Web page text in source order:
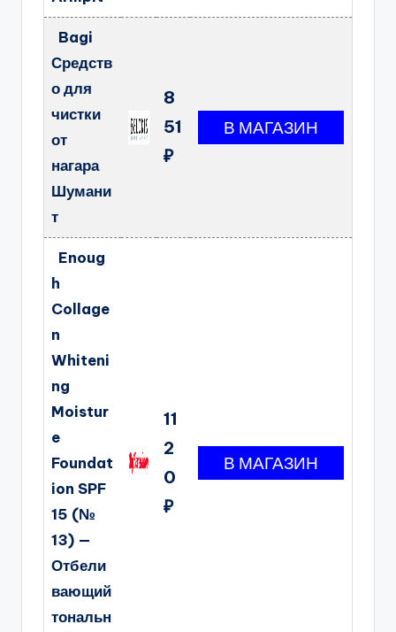
Bagi
Средств
о для
чистки
от
нагара
Шумани
т
8
51
₽
Enoug
h
Collage
n
Whiteni
ng
Moistur
e
Foundat
ion SPF
15 (№
13) —
Отбели
вающий
тональн
11
2
0
₽